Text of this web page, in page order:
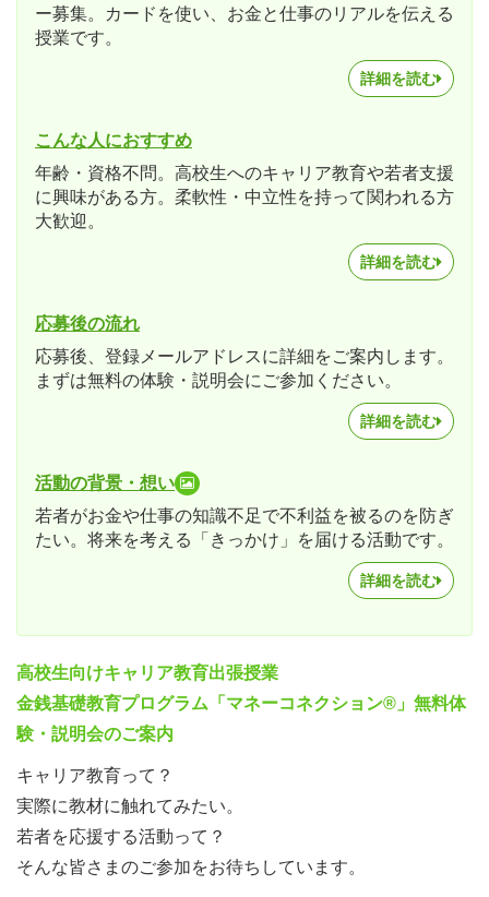
ー募集。カードを使い、お金と仕事のリアルを伝える
授業です。
詳細を読む
こんな人におすすめ
年齢・資格不問。高校生へのキャリア教育や若者支援
に興味がある方。柔軟性・中立性を持って関われる方
大歓迎。
詳細を読む
応募後の流れ
応募後、登録メールアドレスに詳細をご案内します。
まずは無料の体験・説明会にご参加ください。
詳細を読む
活動の背景・想い
若者がお金や仕事の知識不足で不利益を被るのを防ぎ
たい。将来を考える「きっかけ」を届ける活動です。
詳細を読む
高校生向けキャリア教育出張授業
金銭基礎教育プログラム「マネーコネクション®」無料体
験・説明会のご案内
キャリア教育って？
実際に教材に触れてみたい。
若者を応援する活動って？
そんな皆さまのご参加をお待ちしています。